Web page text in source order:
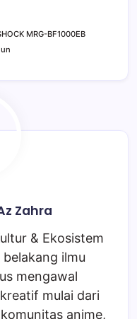
MRG-BF1000EB
Zahra
& Ekosistem
ilmu
mengawal
mulai dari
anime,